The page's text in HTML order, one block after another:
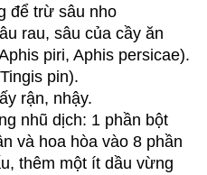
để trừ sâu nho
rau, sâu của cầy ăn
piri, Aphis persicae).
pin).
rận, nhậy.
nhũ dịch: 1 phần bột
và hoa hòa vào 8 phần
thêm một ít dầu vừng